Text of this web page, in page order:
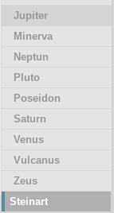
Jupiter
Minerva
Neptun
Pluto
Poseidon
Saturn
Venus
Vulcanus
Zeus
Steinart